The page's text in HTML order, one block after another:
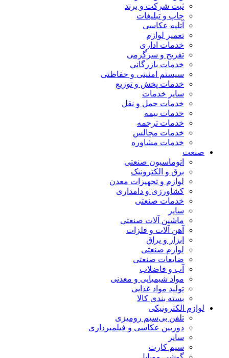
ثبت شرکت و برند
چاپ و تبلیغات
آتلیه عکاسی
تعمیر لوازم
خدمات اداری
تفریح و سرگرمی
خدمات بازرگانی
سیستم امنیتی و حفاظتی
خدمات پخش و توزیع
سایر خدمات
خدمات حمل و نقل
خدمات بیمه
خدمات ترجمه
خدمات مجالس
خدمات مشاوره
صنعت
اتوماسیون صنعتی
برق و الکترونیک
لوازم و تجهیزات معدن
کشاورزی و دامداری
خدمات صنعتی
سایر
ماشین آلات صنعتی
آهن آلات و فلزات
ابزار و یراق
لوازم صنعتی
ضایعات صنعتی
آب و فاضلاب
مواد شیمیایی و معدنی
تولید مواد غذایی
بسته بندی کالا
لوازم الکترونیکی
تلفن بی‌سیم رومیزی
دوربین عکاسی و فیلمبرداری
سایر
سیم کارت